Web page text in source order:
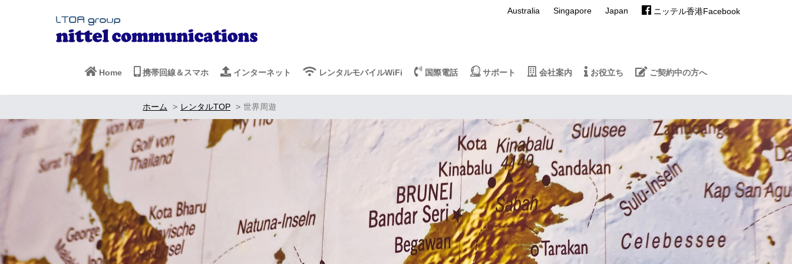
ニッテル香港Facebook
Australia Singapore Japan
Home 携帯回線＆スマホ インターネット レンタルモバイルWiFi 国際電話 サポート 会社案内 お役立ち ご契約中の方へ
ホーム レンタルTOP 世界周遊